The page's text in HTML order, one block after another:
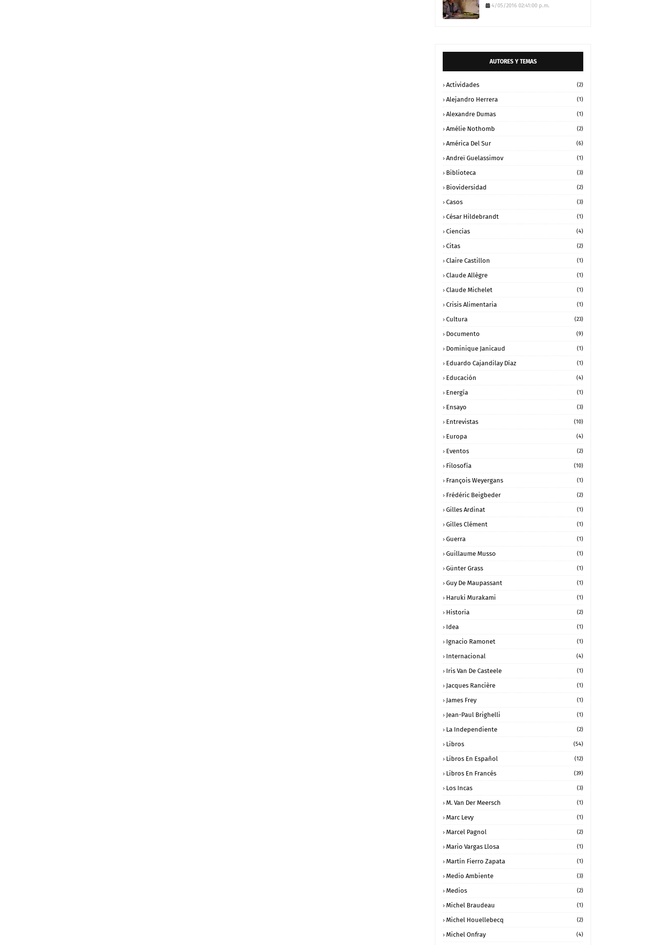
4/05/2016 02:41:00 p.m.
AUTORES Y TEMAS
Actividades (2)
Alejandro Herrera (1)
Alexandre Dumas (1)
Amélie Nothomb (2)
América Del Sur (6)
Andreï Guelassimov (1)
Biblioteca (3)
Biovidersidad (2)
Casos (3)
César Hildebrandt (1)
Ciencias (4)
Citas (2)
Claire Castillon (1)
Claude Allègre (1)
Claude Michelet (1)
Crisis Alimentaria (1)
Cultura (23)
Documento (9)
Dominique Janicaud (1)
Eduardo Cajandilay Díaz (1)
Educación (4)
Energía (1)
Ensayo (3)
Entrevistas (10)
Europa (4)
Eventos (2)
Filosofía (10)
François Weyergans (1)
Frédéric Beigbeder (2)
Gilles Ardinat (1)
Gilles Clément (1)
Guerra (1)
Guillaume Musso (1)
Günter Grass (1)
Guy De Maupassant (1)
Haruki Murakami (1)
Historia (2)
Idea (1)
Ignacio Ramonet (1)
Internacional (4)
Iris Van De Casteele (1)
Jacques Rancière (1)
James Frey (1)
Jean-Paul Brighelli (1)
La Independiente (2)
Libros (54)
Libros En Español (12)
Libros En Francés (39)
Los Incas (3)
M. Van Der Meersch (1)
Marc Levy (1)
Marcel Pagnol (2)
Mario Vargas Llosa (1)
Martín Fierro Zapata (1)
Medio Ambiente (3)
Medios (2)
Michel Braudeau (1)
Michel Houellebecq (2)
Michel Onfray (4)